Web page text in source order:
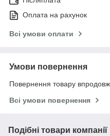
Оплата на рахунок
Всі умови оплати
Умови повернення
Повернення товару
Всі умови повернення
Подібні товари компанії